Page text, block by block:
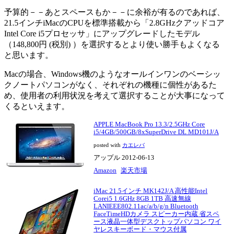
予算的－－あとスペースもか－－に余裕が有るのであれば、
21.5インチiMacのCPUを標準搭載から「2.8GHzクアッドコア
Intel Core i5プロセッサ」にアップグレードしたモデル
（148,800円 (税別) ）を選択するとより使い勝手もよくなる
と思います。
Macの場合、Windows機のようなオールインワンのベーシッ
クノートパソコンがなく、それぞれの機種に個性があるた
め、使用者の利用状況を考えて選択することが大事になって
くるといえます。
APPLE MacBook Pro 13.3/2.5GHz Core
i5/4GB/500GB/8xSuperDrive DL MD101J/A
posted with カエレバ
アップル 2012-06-13
Amazon 楽天市場
iMac 21.5インチ MK142J/A 高性能Intel
Corei5 1.6GHz 8GB 1TB 高速無線
LANIEEE802.11ac/a/b/g/n Bluetooth
FaceTimeHDカメラ スピーカー内蔵 省スペ
ース液晶一体型デスクトップパソコン ワイ
ヤレスキーボード・マウス付属